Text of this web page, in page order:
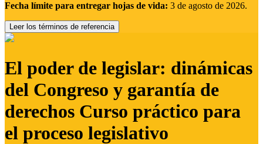
Fecha límite para entregar hojas de vida: 3 de agosto de 2026.
Leer los términos de referencia
El poder de legislar: dinámicas
del Congreso y garantía de
derechos Curso práctico para
el proceso legislativo